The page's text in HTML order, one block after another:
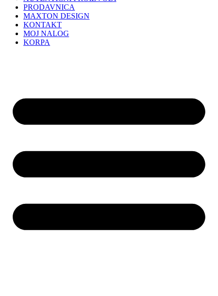
PRODAVNICA
MAXTON DESIGN
KONTAKT
MOJ NALOG
KORPA